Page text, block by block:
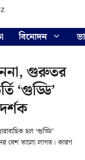
বিনোদন
গুরুতর
‘গুড্ডি’
হল ‘গুড্ডি’
বেশ ভালো লাগত। কারণ